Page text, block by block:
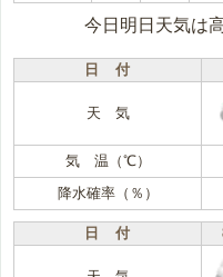
今日明日天気は
日 付
天 気
気 温（℃）
降水確率（％）
日 付